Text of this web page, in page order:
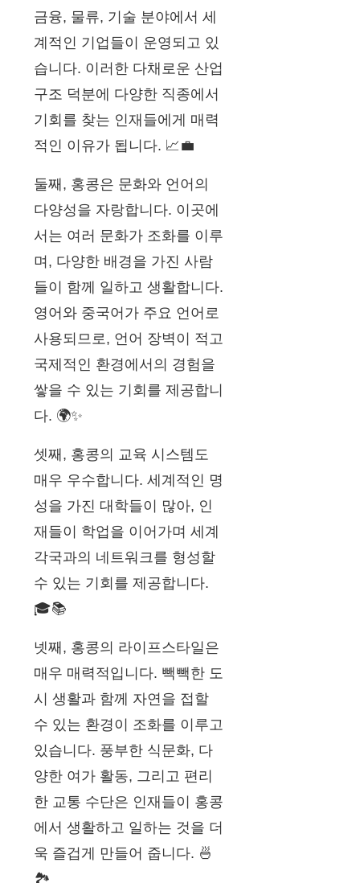
금융, 물류, 기술 분야에서 세
계적인 기업들이 운영되고 있
습니다. 이러한 다채로운 산업
구조 덕분에 다양한 직종에서
기회를 찾는 인재들에게 매력
적인 이유가 됩니다. 📈💼
둘째, 홍콩은 문화와 언어의
다양성을 자랑합니다. 이곳에
서는 여러 문화가 조화를 이루
며, 다양한 배경을 가진 사람
들이 함께 일하고 생활합니다.
영어와 중국어가 주요 언어로
사용되므로, 언어 장벽이 적고
국제적인 환경에서의 경험을
쌓을 수 있는 기회를 제공합니
다. 🌍✨
셋째, 홍콩의 교육 시스템도
매우 우수합니다. 세계적인 명
성을 가진 대학들이 많아, 인
재들이 학업을 이어가며 세계
각국과의 네트워크를 형성할
수 있는 기회를 제공합니다.
🎓📚
넷째, 홍콩의 라이프스타일은
매우 매력적입니다. 빽빽한 도
시 생활과 함께 자연을 접할
수 있는 환경이 조화를 이루고
있습니다. 풍부한 식문화, 다
양한 여가 활동, 그리고 편리
한 교통 수단은 인재들이 홍콩
에서 생활하고 일하는 것을 더
욱 즐겁게 만들어 줍니다. 🍜
🏞️